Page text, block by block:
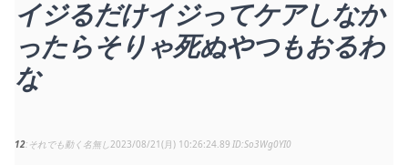
イジるだけイジってケアしなか
ったらそりゃ死ぬやつもおるわ
な
12 それでも動く名無し 2023/08/21(月) 10:26:24.89 So3Wg0YI0